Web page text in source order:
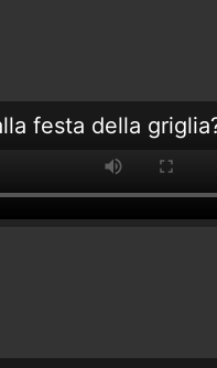
festa della